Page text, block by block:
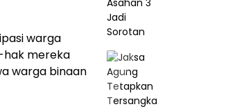
warga
hak mereka
warga binaan